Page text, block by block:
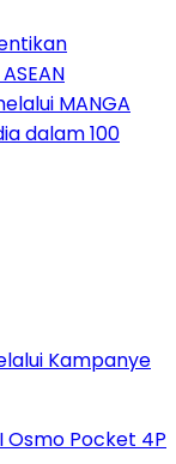
MANGA
dalam 100
Kampanye